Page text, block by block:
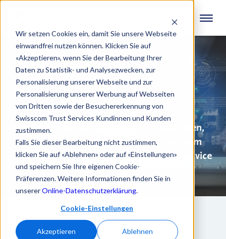
Wir setzen Cookies ein, damit Sie unsere Webseite
einwandfrei nutzen können. Klicken Sie auf
«Akzeptieren», wenn Sie der Bearbeitung Ihrer
Daten zu Statistik- und Analysezwecken, zur
Personalisierung unserer Webseite und zur
Personalisierung unserer Werbung auf Webseiten
von Dritten sowie der Besuchererkennung von
Swisscom Trust Services Kundinnen und Kunden
zustimmen.
Falls Sie dieser Bearbeitung nicht zustimmen,
klicken Sie auf «Ablehnen» oder auf «Einstellungen»
und speichern Sie Ihre eigenen Cookie-
Präferenzen. Weitere Informationen finden Sie in
unsererOnline-Datenschutzerklärung.
Cookie-Einstellungen
Akzeptieren Ablehnen
Developer Section
Hier finden Sie alle wichtigen Informationen,
Anleitung und Beispiele zur Integration vom
Signing Service und Smart Registration Service
Developer Hub